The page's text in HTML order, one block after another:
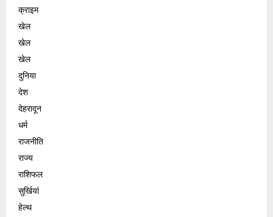
क्राइम
खेल
खेल
खेल
दुनिया
देश
देहरादून
धर्म
राजनीति
राज्य
राशिफल
सुर्खियां
हेल्थ